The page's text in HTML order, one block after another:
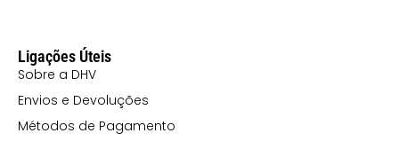
Ligações Úteis
Sobre a DHV
Envios e Devoluções
Métodos de Pagamento